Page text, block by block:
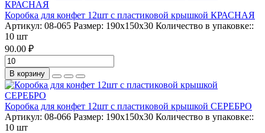
Коробка для конфет 12шт с пластиковой крышкой КРАСНАЯ
Артикул: 08-065 Размер: 190х150х30 Количество в упаковке::
10 шт
90.00 ₽
В корзину
Коробка для конфет 12шт с пластиковой крышкой СЕРЕБРО
Артикул: 08-066 Размер: 190х150х30 Количество в упаковке::
10 шт